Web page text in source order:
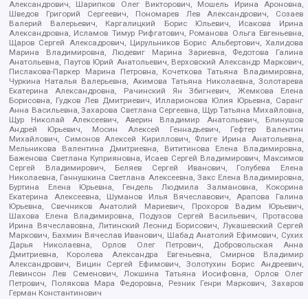
Александрович, Шарипков Олег Викторович, Мошель Ирина Ароновна,
Шведов Григорий Сергеевич, Пономарев Лев Александрович, Созаев
Валерий Валерьевич, Каргалицкий Борис Юльевич, Исакова Ирина
Александровна, Исламов Тимур Рифгатович, Романова Ольга Евгеньевна,
Щаров Сергей Алексадрович, Цирульников Борис Альбертович, Халидова
Марина Владимировна, Людевиг Марина Зариевна, Федотова Галина
Анатольевна, Паутов Юрий Анатольевич, Верховский Александр Маркович,
Пислакова-Паркер Марина Петровна, Кочеткова Татьяна Владимировна,
Чуркина Наталья Валерьевна, Акимова Татьяна Николаевна, Золотарева
Екатерина Александровна, Рачинский Ян Збигневич, Жемкова Елена
Борисовна, Гудков Лев Дмитриевич, Илларионова Юлия Юрьевна, Саранг
Анна Васильевна, Захарова Светлана Сергеевна, Щур Татьяна Михайловна,
Щур Николай Алексеевич, Аверин Владимир Анатольевич, Блинушов
Андрей Юрьевич, Мосин Алексей Геннадьевич, Гефтер Валентин
Михайлович, Симонов Алексей Кириллович, Флиге Ирина Анатольевна,
Мельникова Валентина Дмитриевна, Вититинова Елена Владимировна,
Баженова Светлана Куприяновна, Исаев Сергей Владимирович, Максимов
Сергей Владимирович, Беляев Сергей Иванович, Голубева Елена
Николаевна, Ганнушкина Светлана Алексеевна, Закс Елена Владимировна,
Буртина Елена Юрьевна, Гендель Людмила Залмановна, Кокорина
Екатерина Алексеевна, Шуманов Илья Вячеславович, Арапова Галина
Юрьевна, Свечников Анатолий Мариевич, Прохоров Вадим Юрьевич,
Шахова Елена Владимировна, Подузов Сергей Васильевич, Протасова
Ирина Вячеславовна, Литинский Леонид Борисович, Лукашевский Сергей
Маркович, Бахмин Вячеслав Иванович, Шабад Анатолий Ефимович, Сухих
Дарья Николаевна, Орлов Олег Петрович, Добровольская Анна
Дмитриевна, Королева Александра Евгеньевна, Смирнов Владимир
Александрович, Вицин Сергей Ефимович, Золотухин Борис Андреевич,
Левинсон Лев Семенович, Локшина Татьяна Иосифовна, Орлов Олег
Петрович, Полякова Мара Федоровна, Резник Генри Маркович, Захаров
Герман Константинович